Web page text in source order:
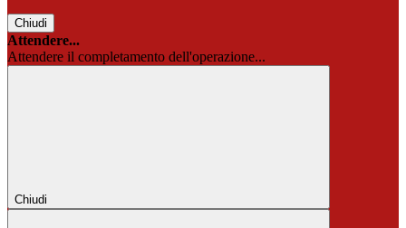
Chiudi
Attendere...
Attendere il completamento dell'operazione...
Chiudi